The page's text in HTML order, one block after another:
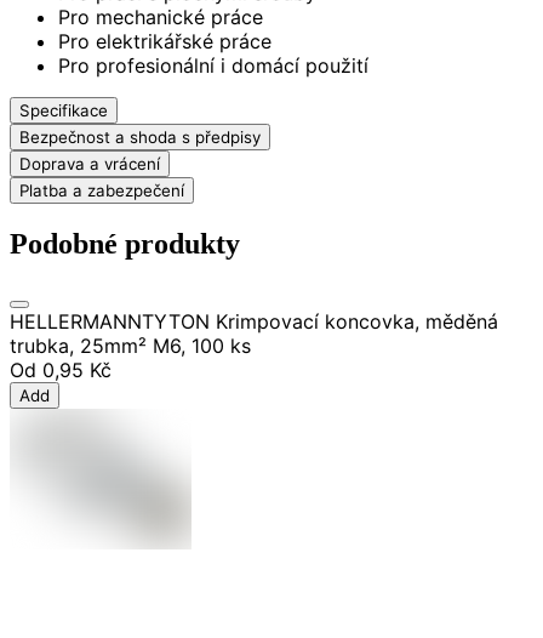
Pro mechanické práce
Pro elektrikářské práce
Pro profesionální i domácí použití
Specifikace
Bezpečnost a shoda s předpisy
Doprava a vrácení
Platba a zabezpečení
Podobné produkty
HELLERMANNTYTON Krimpovací koncovka, měděná
trubka, 25mm² M6, 100 ks
Od 0,95 Kč
Add